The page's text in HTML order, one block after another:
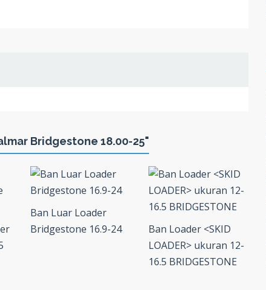
Bridgestone 18.00-25"
Ban Luar Loader
Bridgestone 16.9-24
Ban Loader <SKID
LOADER> ukuran 12-
16.5 BRIDGESTONE